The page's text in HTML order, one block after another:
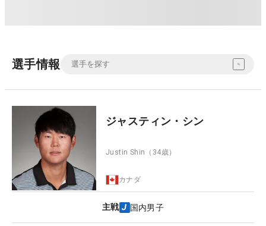
選手情報
ジャスティン・シン
Justin Shin （34歳）
カナダ
主戦 国内男子